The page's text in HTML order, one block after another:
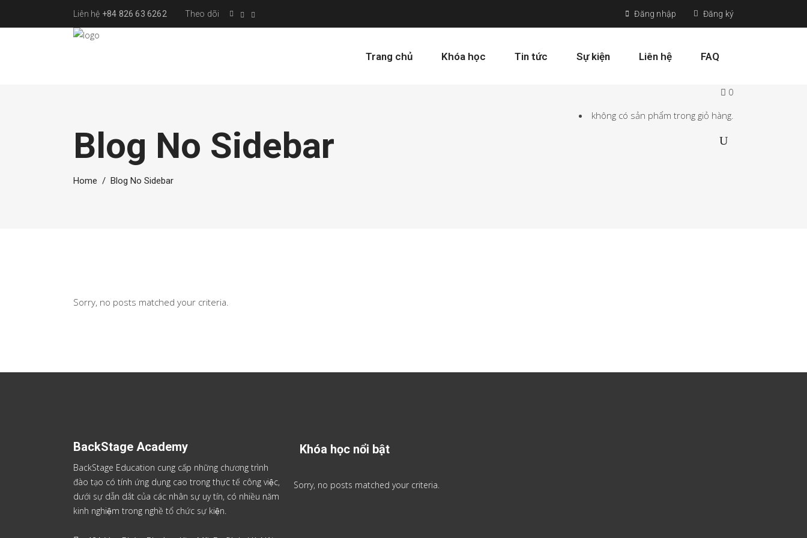
Liên hệ +84 826 63 6262 Theo dõi Đăng nhập Đăng ký
Trang chủ Khóa học Tin tức Sự kiện Liên hệ FAQ
0
không có sản phẩm trong giỏ hàng.
Blog No Sidebar
Home / Blog No Sidebar
Sorry, no posts matched your criteria.
BackStage Academy
BackStage Education cung cấp những chương trình
đào tạo có tính ứng dụng cao trong thực tế công việc,
dưới sự dẫn dắt của các nhân sự uy tín, có nhiều năm
kinh nghiệm trong nghề tổ chức sự kiện.
Khóa học nổi bật
Sorry, no posts matched your criteria.